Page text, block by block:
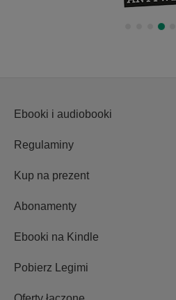
Ebooki i audiobooki
Regulaminy
Kup na prezent
Abonamenty
Ebooki na Kindle
Pobierz Legimi